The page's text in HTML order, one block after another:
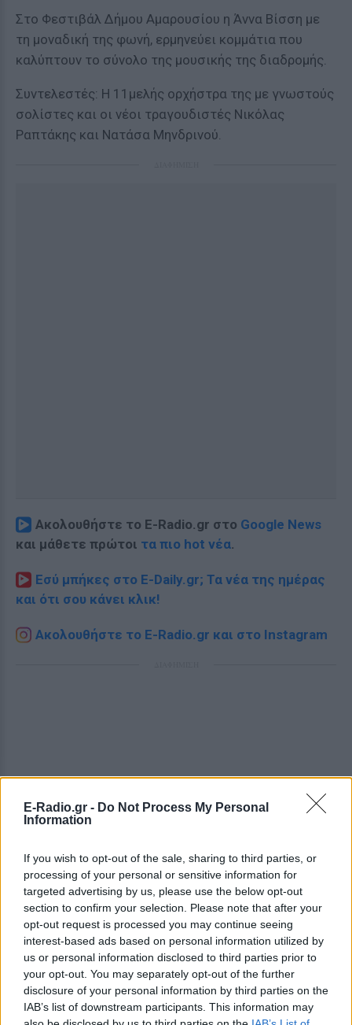
E-Radio.gr - Do Not Process My Personal
Information
If you wish to opt-out of the sale, sharing to third parties, or
processing of your personal or sensitive information for
targeted advertising by us, please use the below opt-out
section to confirm your selection. Please note that after your
opt-out request is processed you may continue seeing
interest-based ads based on personal information utilized by
us or personal information disclosed to third parties prior to
your opt-out. You may separately opt-out of the further
disclosure of your personal information by third parties on the
IAB’s list of downstream participants. This information may
Στο Φεστιβάλ Δήμου Αμαρουσίου η Άννα Βίσση με
τη μοναδική της φωνή, ερμηνεύει κομμάτια που
καλύπτουν το σύνολο της μουσικής της διαδρομής.
Συντελεστές: Η 11μελής ορχήστρα της με γνωστούς
σολίστες και οι νέοι τραγουδιστές Νικόλας
Ραπτάκης και Νατάσα Μηνδρινού.
Ακολουθήστε το E-Radio.gr στο Google News
και μάθετε πρώτοι τα πιο hot νέα.
Εσύ μπήκες στο E-Daily.gr; Τα νέα της ημέρας
και ότι σου κάνει κλικ!
Ακολουθήστε το E-Radio.gr και στο Instagram